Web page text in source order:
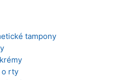
tampony
o rty